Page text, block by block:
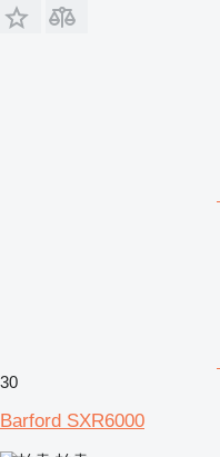
30
Barford SXR6000